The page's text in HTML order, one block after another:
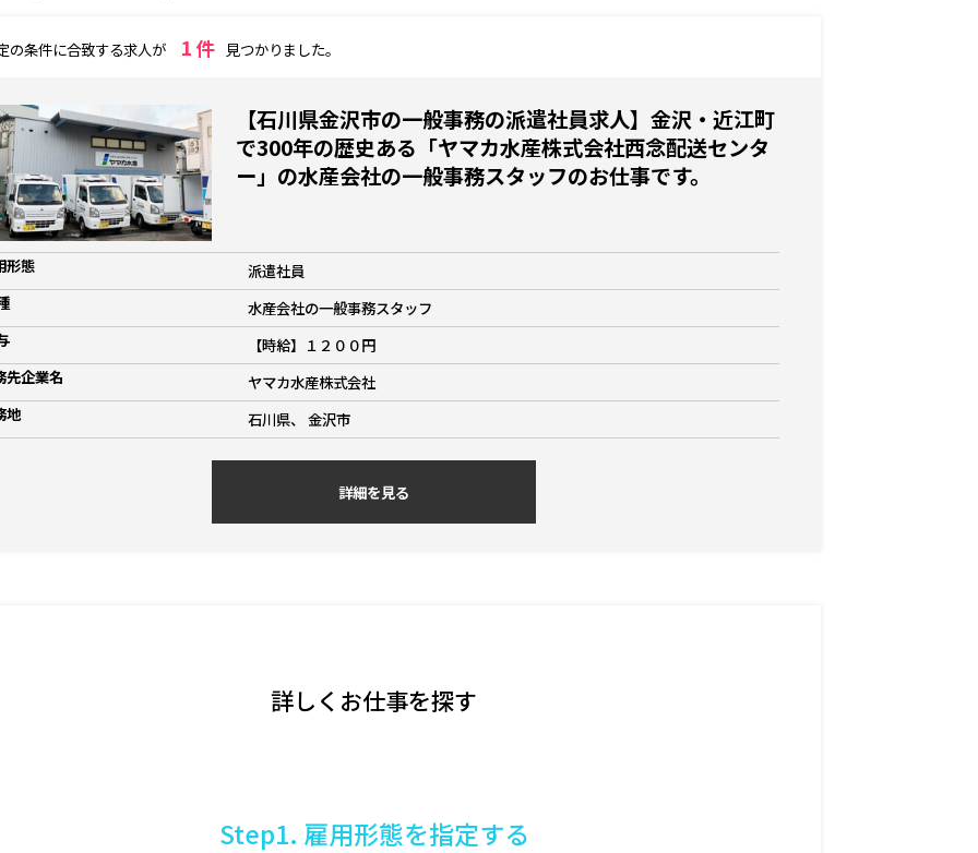
の条件に合致する求人が 1 件 見つかりました。
【石川県金沢市の一般事務の派遣社員求人】金沢・近江町
で300年の歴史ある「ヤマカ水産株式会社西念配送センタ
ー」の水産会社の一般事務スタッフのお仕事です。
形態
派遣社員
水産会社の一般事務スタッフ
【時給】１２００円
先企業名
ヤマカ水産株式会社
地
石川県、 金沢市
詳細を見る
詳しくお仕事を探す
Step1. 雇用形態を指定する